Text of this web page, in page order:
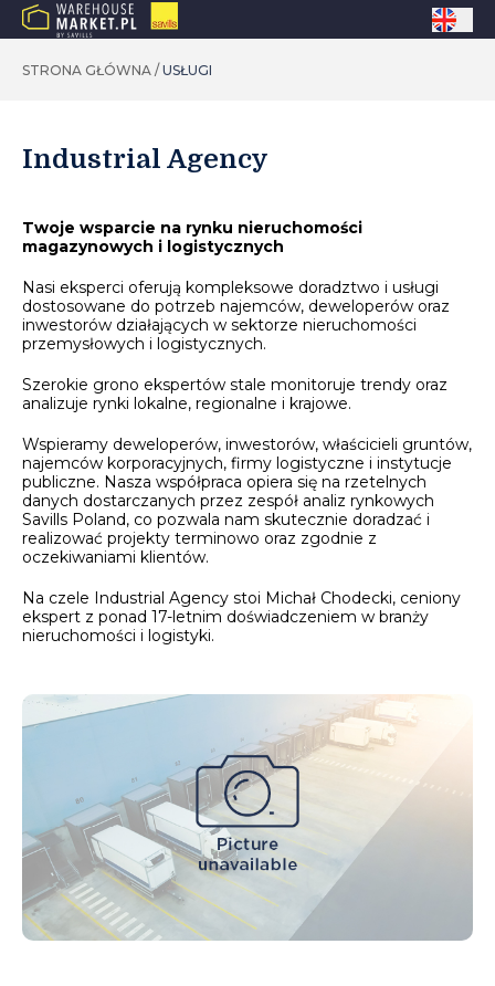
STRONA GŁÓWNA / USŁUGI
Industrial Agency
Twoje wsparcie na rynku nieruchomości
magazynowych i logistycznych
Nasi eksperci oferują kompleksowe doradztwo i usługi
dostosowane do potrzeb najemców, deweloperów oraz
inwestorów działających w sektorze nieruchomości
przemysłowych i logistycznych.
Szerokie grono ekspertów stale monitoruje trendy oraz
analizuje rynki lokalne, regionalne i krajowe.
Wspieramy deweloperów, inwestorów, właścicieli gruntów,
najemców korporacyjnych, firmy logistyczne i instytucje
publiczne. Nasza współpraca opiera się na rzetelnych
danych dostarczanych przez zespół analiz rynkowych
Savills Poland, co pozwala nam skutecznie doradzać i
realizować projekty terminowo oraz zgodnie z
oczekiwaniami klientów.
Na czele Industrial Agency stoi Michał Chodecki, ceniony
ekspert z ponad 17-letnim doświadczeniem w branży
nieruchomości i logistyki.